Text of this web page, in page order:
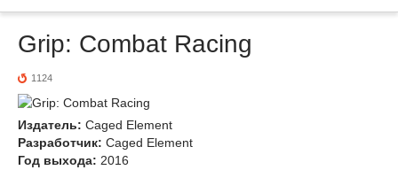
Grip: Combat Racing
1124
Издатель: Caged Element
Разработчик: Caged Element
Год выхода: 2016